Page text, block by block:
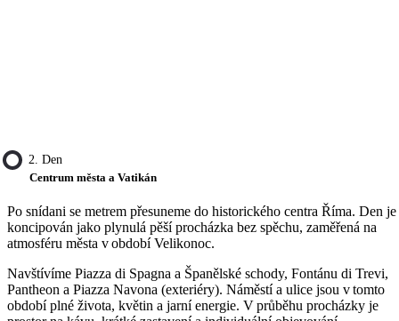
2. Den
Centrum města a Vatikán
Po snídani se metrem přesuneme do historického centra Říma. Den je
koncipován jako plynulá pěší procházka bez spěchu, zaměřená na
atmosféru města v období Velikonoc.
Navštívíme Piazza di Spagna a Španělské schody, Fontánu di Trevi,
Pantheon a Piazza Navona (exteriéry). Náměstí a ulice jsou v tomto
období plné života, květin a jarní energie. V průběhu procházky je